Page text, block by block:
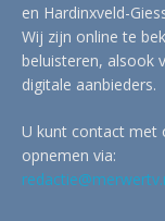
en Hardinxveld-
Wij zijn online te
beluisteren, alsook
digitale aanbieders.
U kunt contact met
opnemen via: